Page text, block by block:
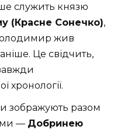
служить князю
(Красне Сонечко),
жив
Це свідчить,
хронології.
зображують разом
— Добринею